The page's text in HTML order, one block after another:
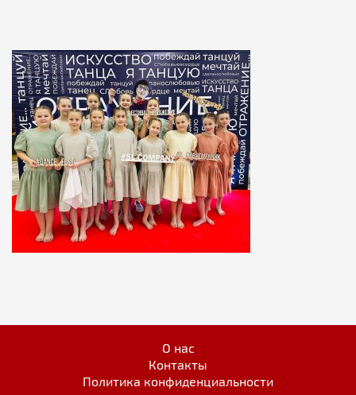
О нас
Контакты
Политика конфиденциальности